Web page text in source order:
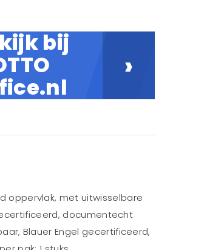
bij
›
oppervlak, met uitwisselbare
documentecht
Blauer Engel gecertificeerd,